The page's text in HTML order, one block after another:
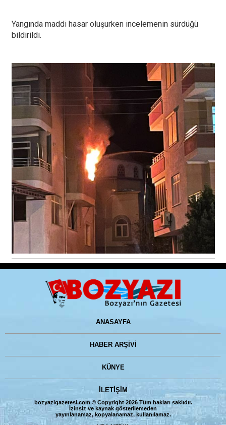
Yangında maddi hasar oluşurken incelemenin sürdüğü
bildirildi.
ANASAYFA
HABER ARŞİVİ
KÜNYE
İLETİŞİM
bozyazigazetesi.com © Copyright 2026 Tüm hakları saklıdır.
İzinsiz ve kaynak gösterilemeden
yayınlanamaz, kopyalanamaz, kullanılamaz.